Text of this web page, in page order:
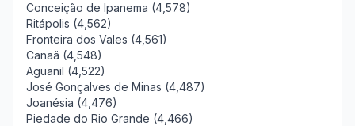
Conceição de Ipanema (4,578)
Ritápolis (4,562)
Fronteira dos Vales (4,561)
Canaã (4,548)
Aguanil (4,522)
José Gonçalves de Minas (4,487)
Joanésia (4,476)
Piedade do Rio Grande (4,466)